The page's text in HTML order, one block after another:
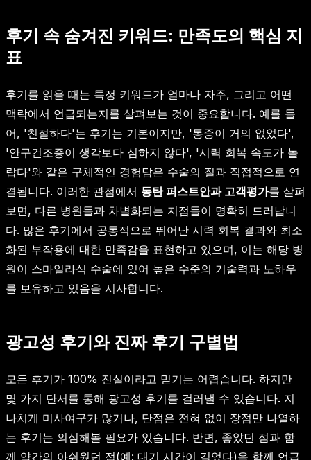
후기 속 숨겨진 키워드: 만족도의 핵심 지
표
후기를 읽을 때는 특정 키워드가 얼마나 자주, 그리고 어떤
맥락에서 언급되는지를 살펴보는 것이 중요합니다. 예를 들
어, '친절하다'는 후기는 기본이지만, '통증이 거의 없었다',
'안구건조증이 생각보다 심하지 않다', '시력 회복 속도가 놀
랍다'와 같은 구체적인 경험담은 수술의 질과 직접적으로 연
결됩니다. 이러한 관점에서 동탄 퍼스트안과 고객평가를 살펴
보면, 다른 병원들과 차별화되는 지점들이 명확히 드러납니
다. 많은 후기에서 공통적으로 뛰어난 시력 회복 결과와 최소
화된 부작용에 대한 만족감을 표현하고 있으며, 이는 해당 병
원이 스마일라식 수술에 있어 높은 수준의 기술력과 노하우
를 보유하고 있음을 시사합니다.
광고성 후기와 진짜 후기 구별법
모든 후기가 100% 진실이라고 믿기는 어렵습니다. 하지만
몇 가지 단서를 통해 광고성 후기를 걸러낼 수 있습니다. 지
나치게 미사여구가 많거나, 단점은 전혀 없이 장점만 나열하
는 후기는 의심해볼 필요가 있습니다. 반면, 좋았던 점과 함
께 약간의 아쉬웠던 점(예: 대기 시간이 길었다)을 함께 언급